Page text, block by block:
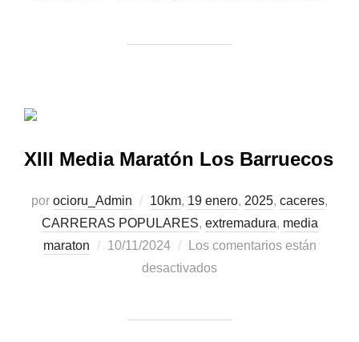
XIII Media Maratón Los Barruecos
por ocioru_Admin 10km, 19 enero, 2025, caceres,
CARRERAS POPULARES, extremadura, media
maraton
10/11/2024
Los comentarios están
desactivados